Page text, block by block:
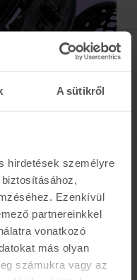
A sütikről
hirdetések személyre
Ezenkívül
partnereinkkel
vonatkozó
más olyan
számukra vagy az
akciókról
17 / B
- 19:00
(ÚJ)